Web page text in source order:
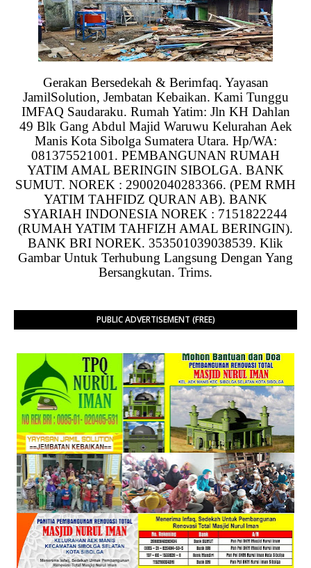
Gerakan Bersedekah & Berimfaq. Yayasan
JamilSolution, Jembatan Kebaikan. Kami Tunggu
IMFAQ Saudaraku. Rumah Yatim: Jln KH Dahlan
49 Blk Gang Abdul Majid Waruwu Kelurahan Aek
Manis Kota Sibolga Sumatera Utara. Hp/WA:
081375521001. PEMBANGUNAN RUMAH
YATIM AMAL BERINGIN SIBOLGA. BANK
SUMUT. NOREK : 29002040283366. (PEM RMH
YATIM TAHFIDZ QURAN AB). BANK
SYARIAH INDONESIA NOREK : 7151822244
(RUMAH YATIM TAHFIZH AMAL BERINGIN).
BANK BRI NOREK. 353501039038539. Klik
Gambar Untuk Terhubung Langsung Dengan Yang
Bersangkutan. Trims.
PUBLIC ADVERTISEMENT (FREE)